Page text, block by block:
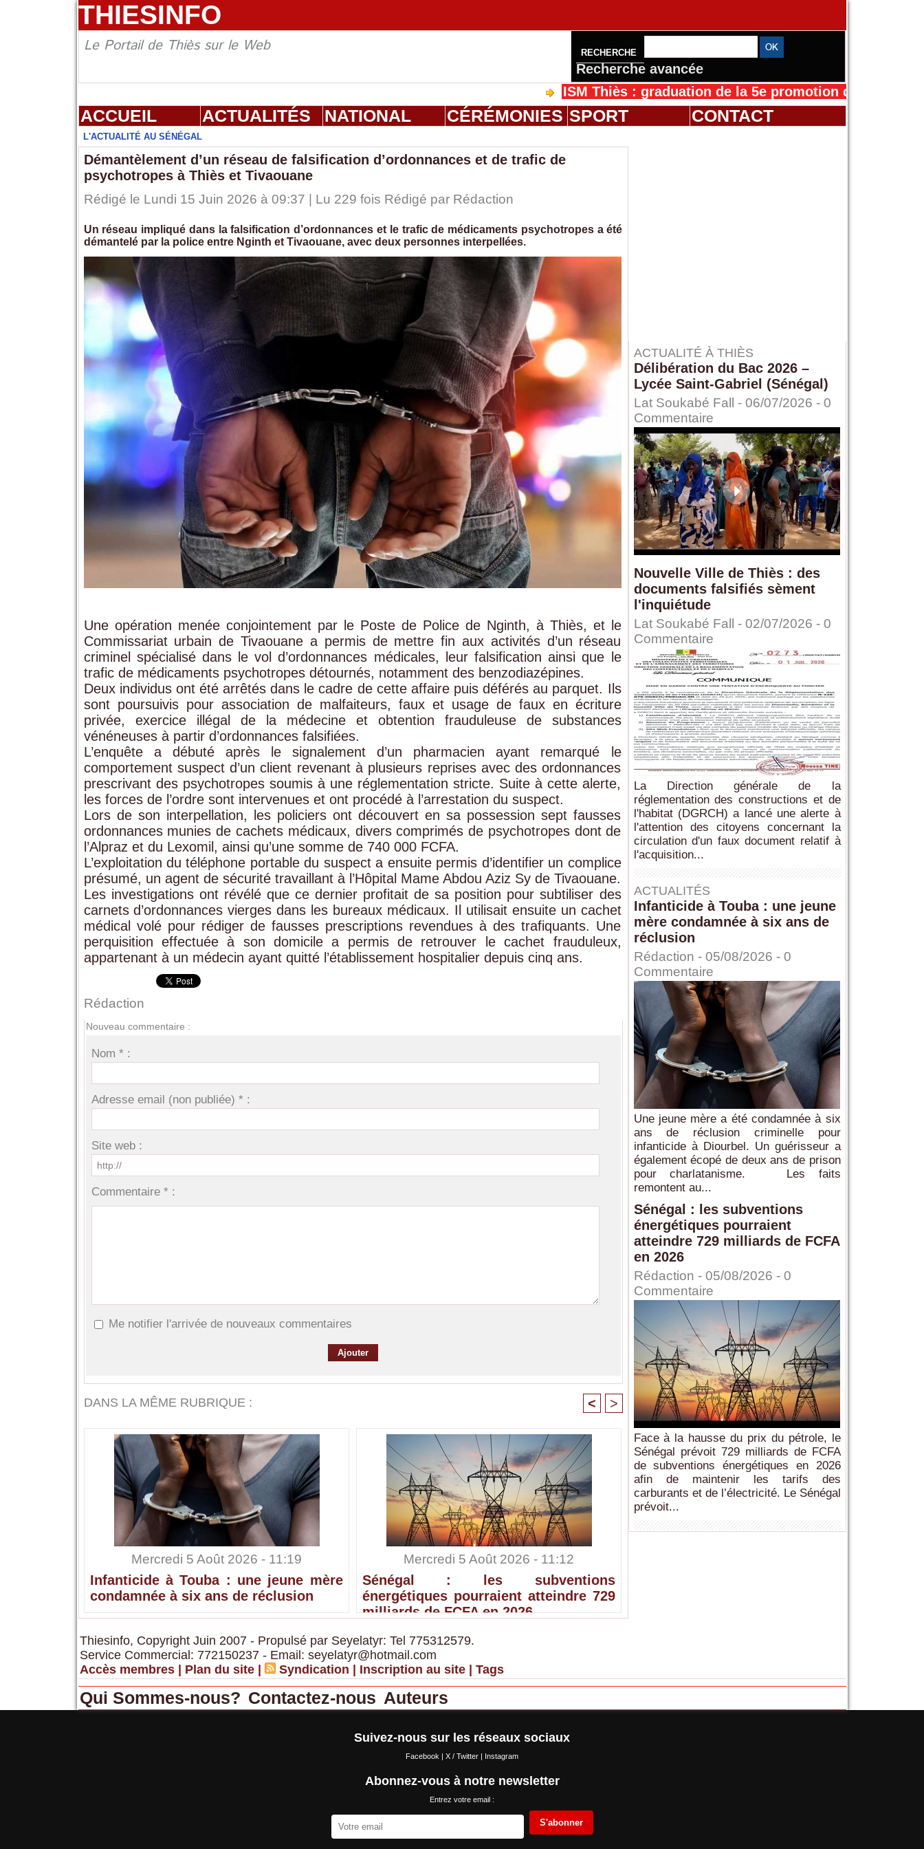
THIESINFO
Le Portail de Thiès sur le Web RECHERCHE
Recherche avancée
ISM Thiès : graduation de la 5e promotion de l’IFMES
ACCUEIL ACTUALITÉS NATIONAL CÉRÉMONIES SPORT CONTACT
L'ACTUALITÉ AU SÉNÉGAL
Démantèlement d’un réseau de falsification d’ordonnances et de trafic de
psychotropes à Thiès et Tivaouane
Rédigé le Lundi 15 Juin 2026 à 09:37 | Lu 229 fois Rédigé par Rédaction
Un réseau impliqué dans la falsification d’ordonnances et le trafic de médicaments psychotropes a été
démantelé par la police entre Nginth et Tivaouane, avec deux personnes interpellées.
Une opération menée conjointement par le Poste de Police de Nginth, à Thiès, et le
Commissariat urbain de Tivaouane a permis de mettre fin aux activités d’un réseau
criminel spécialisé dans le vol d’ordonnances médicales, leur falsification ainsi que le
trafic de médicaments psychotropes détournés, notamment des benzodiazépines.
Deux individus ont été arrêtés dans le cadre de cette affaire puis déférés au parquet. Ils
sont poursuivis pour association de malfaiteurs, faux et usage de faux en écriture
privée, exercice illégal de la médecine et obtention frauduleuse de substances
vénéneuses à partir d’ordonnances falsifiées.
L’enquête a débuté après le signalement d’un pharmacien ayant remarqué le
comportement suspect d’un client revenant à plusieurs reprises avec des ordonnances
prescrivant des psychotropes soumis à une réglementation stricte. Suite à cette alerte,
les forces de l’ordre sont intervenues et ont procédé à l’arrestation du suspect.
Lors de son interpellation, les policiers ont découvert en sa possession sept fausses
ordonnances munies de cachets médicaux, divers comprimés de psychotropes dont de
l’Alpraz et du Lexomil, ainsi qu’une somme de 740 000 FCFA.
L’exploitation du téléphone portable du suspect a ensuite permis d’identifier un complice
présumé, un agent de sécurité travaillant à l’Hôpital Mame Abdou Aziz Sy de Tivaouane.
Les investigations ont révélé que ce dernier profitait de sa position pour subtiliser des
carnets d’ordonnances vierges dans les bureaux médicaux. Il utilisait ensuite un cachet
médical volé pour rédiger de fausses prescriptions revendues à des trafiquants. Une
perquisition effectuée à son domicile a permis de retrouver le cachet frauduleux,
appartenant à un médecin ayant quitté l’établissement hospitalier depuis cinq ans.
Rédaction
Nouveau commentaire :
Nom * :
Adresse email (non publiée) * :
Site web :
Commentaire * :
Me notifier l'arrivée de nouveaux commentaires
DANS LA MÊME RUBRIQUE : < >
Mercredi 5 Août 2026 - 11:19
Infanticide à Touba : une jeune mère
condamnée à six ans de réclusion
Mercredi 5 Août 2026 - 11:12
Sénégal : les subventions
énergétiques pourraient atteindre 729
milliards de FCFA en 2026
ACTUALITÉ À THIÈS
Délibération du Bac 2026 –
Lycée Saint-Gabriel (Sénégal)
Lat Soukabé Fall - 06/07/2026 - 0
Commentaire
Nouvelle Ville de Thiès : des
documents falsifiés sèment
l'inquiétude
Lat Soukabé Fall - 02/07/2026 - 0
Commentaire
La Direction générale de la
réglementation des constructions et de
l'habitat (DGRCH) a lancé une alerte à
l'attention des citoyens concernant la
circulation d'un faux document relatif à
l'acquisition...
ACTUALITÉS
Infanticide à Touba : une jeune
mère condamnée à six ans de
réclusion
Rédaction - 05/08/2026 - 0
Commentaire
Une jeune mère a été condamnée à six
ans de réclusion criminelle pour
infanticide à Diourbel. Un guérisseur a
également écopé de deux ans de prison
pour charlatanisme. Les faits
remontent au...
Sénégal : les subventions
énergétiques pourraient
atteindre 729 milliards de FCFA
en 2026
Rédaction - 05/08/2026 - 0
Commentaire
Face à la hausse du prix du pétrole, le
Sénégal prévoit 729 milliards de FCFA
de subventions énergétiques en 2026
afin de maintenir les tarifs des
carburants et de l’électricité. Le Sénégal
prévoit...
Thiesinfo, Copyright Juin 2007 - Propulsé par Seyelatyr: Tel 775312579.
Service Commercial: 772150237 - Email: seyelatyr@hotmail.com
Accès membres | Plan du site | Syndication | Inscription au site | Tags
Qui Sommes-nous? Contactez-nous Auteurs
Suivez-nous sur les réseaux sociaux
Facebook | X / Twitter | Instagram
Abonnez-vous à notre newsletter
Entrez votre email :
S'abonner